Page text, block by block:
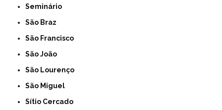
Seminário
São Braz
São Francisco
São João
São Lourenço
São Miguel
Sítio Cercado